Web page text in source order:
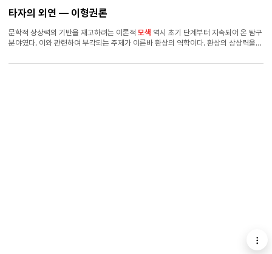
돌봄이라는 문제에 응대한 이진 작가의 이야기들이 다수 포진해 있기 때문에 하는
먼저 이들이 대부분 외로운 삶의 지대에 놓여 있기 때문이다.
타자의 외연 ― 이형권론
문학적 상상력의 기반을 재고하려는 이론적 모색 역시 초기 단계부터 지속되어 온 탐구
분야였다. 이와 관련하여 부각되는 주제가 이른바 환상의 역학이다. 환상의 상상력을
이 있다. 이 글은 비평가 스스로에게도 기념비적 의미를 지닌 성과물로 자리한다. 그는